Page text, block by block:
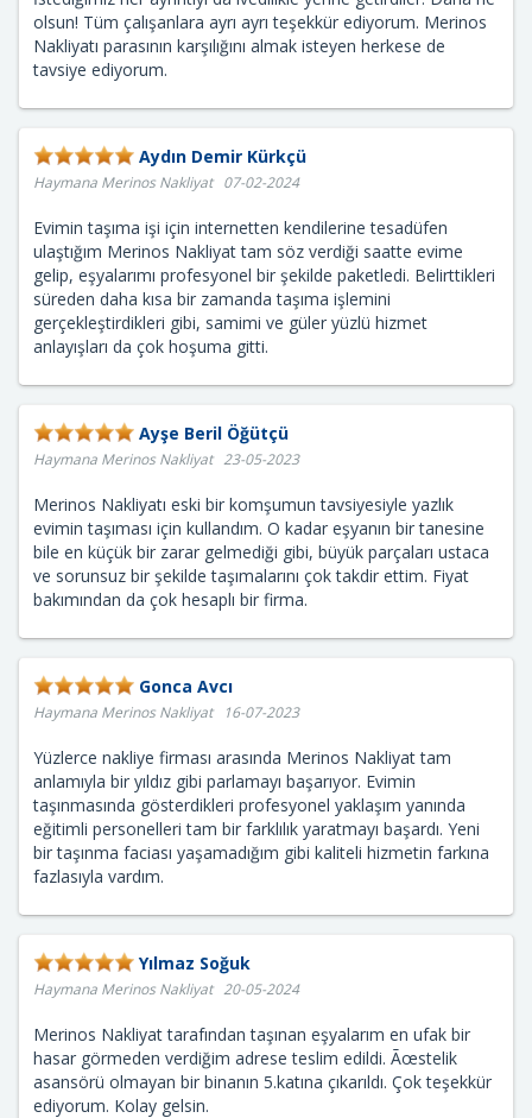
olsun! Tüm çalışanlara ayrı ayrı teşekkür ediyorum. Merinos
Nakliyatı parasının karşılığını almak isteyen herkese de
tavsiye ediyorum.
Aydın Demir Kürkçü
Haymana Merinos Nakliyat 07-02-2024
Evimin taşıma işi için internetten kendilerine tesadüfen
ulaştığım Merinos Nakliyat tam söz verdiği saatte evime
gelip, eşyalarımı profesyonel bir şekilde paketledi. Belirttikleri
süreden daha kısa bir zamanda taşıma işlemini
gerçekleştirdikleri gibi, samimi ve güler yüzlü hizmet
anlayışları da çok hoşuma gitti.
Ayşe Beril Öğütçü
Haymana Merinos Nakliyat 23-05-2023
Merinos Nakliyatı eski bir komşumun tavsiyesiyle yazlık
evimin taşıması için kullandım. O kadar eşyanın bir tanesine
bile en küçük bir zarar gelmediği gibi, büyük parçaları ustaca
ve sorunsuz bir şekilde taşımalarını çok takdir ettim. Fiyat
bakımından da çok hesaplı bir firma.
Gonca Avcı
Haymana Merinos Nakliyat 16-07-2023
Yüzlerce nakliye firması arasında Merinos Nakliyat tam
anlamıyla bir yıldız gibi parlamayı başarıyor. Evimin
taşınmasında gösterdikleri profesyonel yaklaşım yanında
eğitimli personelleri tam bir farklılık yaratmayı başardı. Yeni
bir taşınma faciası yaşamadığım gibi kaliteli hizmetin farkına
fazlasıyla vardım.
Yılmaz Soğuk
Haymana Merinos Nakliyat 20-05-2024
Merinos Nakliyat tarafından taşınan eşyalarım en ufak bir
hasar görmeden verdiğim adrese teslim edildi. Ãœstelik
asansörü olmayan bir binanın 5.katına çıkarıldı. Çok teşekkür
ediyorum. Kolay gelsin.